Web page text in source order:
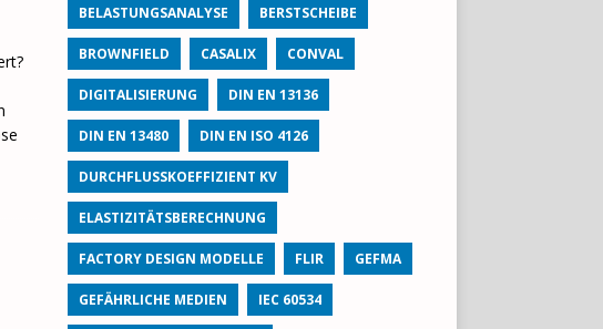
BELASTUNGSANALYSE BERSTSCHEIBE
BROWNFIELD CASALIX CONVAL
DIGITALISIERUNG DIN EN 13136
DIN EN 13480 DIN EN ISO 4126
DURCHFLUSSKOEFFIZIENT KV
ELASTIZITÄTSBERECHNUNG
FACTORY DESIGN MODELLE FLIR GEFMA
GEFÄHRLICHE MEDIEN IEC 60534